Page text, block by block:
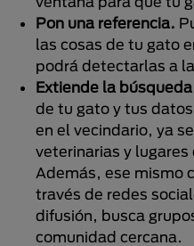
Pon una referencia.
las cosas de tu gato
podrá detectarlas a
Extiende la
de tu gato y tus
en el vecindario, ya
veterinarias y
Además, ese mismo
través de redes
difusión, busca
comunidad cercana.